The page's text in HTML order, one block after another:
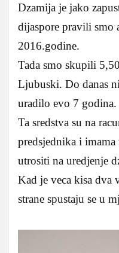
Dzamija je jako
dijaspore pravili smo
2016.godine.
Tada smo skupili
Ljubuski. Do danas
uradilo evo 7 godina.
Ta sredstva su na
predsjednika i imama
utrositi na uredjenje
Kad je veca kisa dva
strane spustaju se u